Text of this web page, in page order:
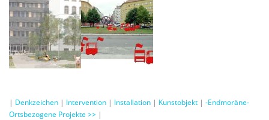
| Denkzeichen | Intervention | Installation | Kunstobjekt | -Endmoräne-
Ortsbezogene Projekte >> |